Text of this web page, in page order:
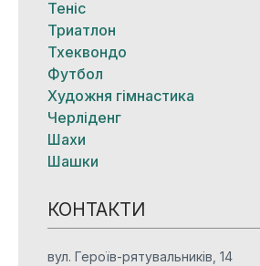
Теніс
Триатлон
Тхеквондо
Футбол
Художня гімнастика
Черліденг
Шахи
Шашки
КОНТАКТИ
вул. Героїв-рятувальників, 14